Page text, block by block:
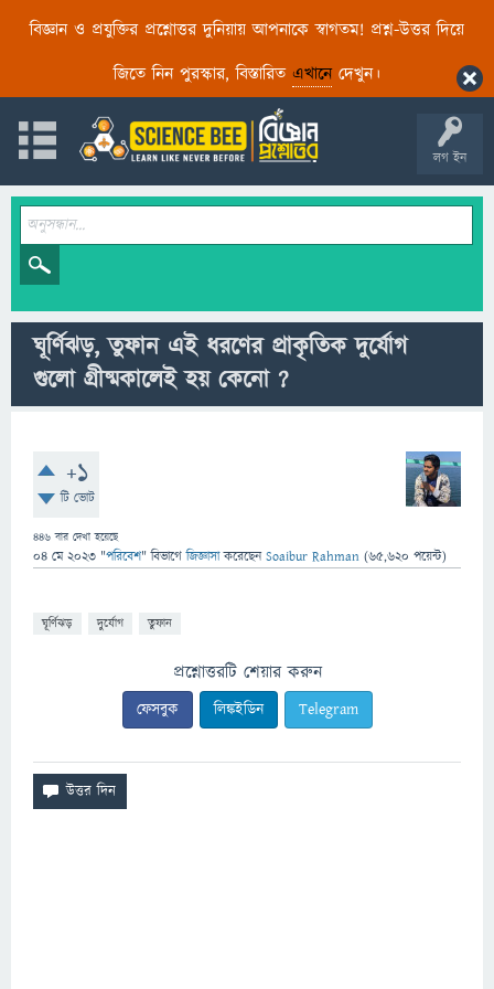
বিজ্ঞান ও প্রযুক্তির প্রশ্নোত্তর দুনিয়ায় আপনাকে স্বাগতম! প্রশ্ন-উত্তর দিয়ে
জিতে নিন পুরস্কার, বিস্তারিত এখানেদেখুন।
লগ ইন
ঘূর্ণিঝড়, তুফান এই ধরণের প্রাকৃতিক দুর্যোগ
গুলো গ্রীষ্মকালেই হয় কেনো ?
+1
টি ভোট
446 বার দেখা হয়েছে
04 মে 2023 "পরিবেশ" বিভাগে জিজ্ঞাসাকরেছেনSoaibur Rahman (65,620 পয়েন্ট)
ঘূর্ণিঝড় দুর্যোগ তুফান
প্রশ্নোত্তরটি শেয়ার করুন
ফেসবুক লিঙ্কইডিন Telegram